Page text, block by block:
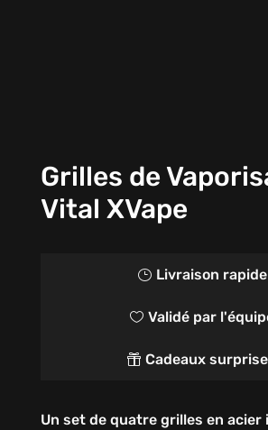
Grilles de
Vital XVape
} Livraison rapide
 Validé par
 Cadeaux
Un set de quatre grilles en acier